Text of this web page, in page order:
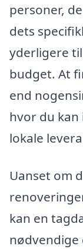
personer,
dets
yderligere
budget. At
end
hvor du
lokale
Uanset om
kan en
nødvendige